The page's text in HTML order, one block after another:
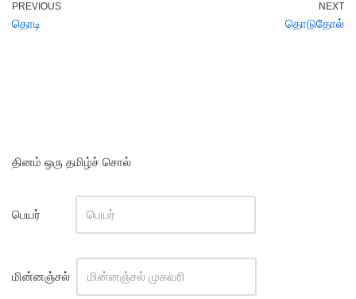
PREVIOUS
தொடி
NEXT
தொடுதோல்
தினம் ஒரு தமிழ்ச் சொல்
பெயர்
மின்னஞ்சல்